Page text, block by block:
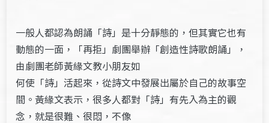
一般人都認為朗誦「詩」是十分靜態的，但其實它也有
動態的一面，「再拒」劇團舉辦「創造性詩歌朗誦」，
由劇團老師黃緣文教小朋友如
何使「詩」活起來，從詩文中發展出屬於自己的故事空
間。黃緣文表示，很多人都對「詩」有先入為主的觀
念，就是很難、很悶，不像